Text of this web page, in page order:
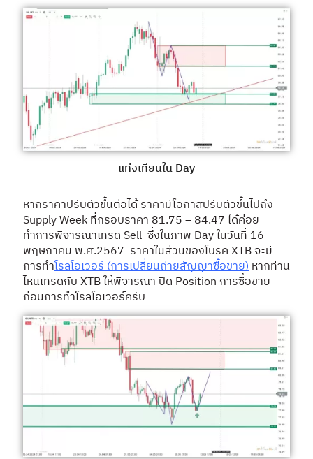
แท่งเทียนใน Day
หากราคาปรับตัวขึ้นต่อได้ ราคามีโอกาสปรับตัวขึ้นไปถึง
Supply Week ที่กรอบราคา 81.75 – 84.47 ได้ค่อย
ทำการพิจารณาเทรด Sell ซึ่งในภาพ Day ในวันที่ 16
พฤษภาคม พ.ศ.2567 ราคาในส่วนของโบรค XTB จะมี
การทำโรลโอเวอร์ (การเปลี่ยนถ่ายสัญญาซื้อขาย)หากท่าน
ไหนเทรดกับ XTB ให้พิจารณา ปิด Position การซื้อขาย
ก่อนการทำโรลโอเวอร์ครับ